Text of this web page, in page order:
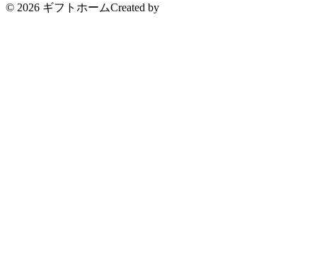
© 2026 ギフトホームCreated by